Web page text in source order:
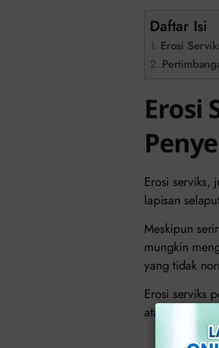
Daftar Isi
Erosi
Erosi
Erosi serviks,
lapisan
Meskipun
mungkin
yang tidak
Erosi serviks
atau paparan